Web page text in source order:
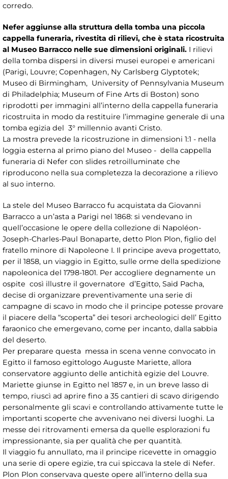
corredo.
Nefer aggiunse alla struttura della tomba una piccola
cappella funeraria, rivestita di rilievi, che è stata ricostruita
al Museo Barracco nelle sue dimensioni originali. I rilievi
della tomba dispersi in diversi musei europei e americani
(Parigi, Louvre; Copenhagen, Ny Carlsberg Glyptotek;
Museo di Birmingham, University of Pennsylvania Museum
di Philadelphia; Museum of Fine Arts di Boston) sono
riprodotti per immagini all’interno della cappella funeraria
ricostruita in modo da restituire l’immagine generale di una
tomba egizia del 3° millennio avanti Cristo.
La mostra prevede la ricostruzione in dimensioni 1:1 - nella
loggia esterna al primo piano del Museo - della cappella
funeraria di Nefer con slides retroilluminate che
riproducono nella sua completezza la decorazione a rilievo
al suo interno.
La stele del Museo Barracco fu acquistata da Giovanni
Barracco a un’asta a Parigi nel 1868: si vendevano in
quell’occasione le opere della collezione di Napoléon-
Joseph-Charles-Paul Bonaparte, detto Plon Plon, figlio del
fratello minore di Napoleone I. Il principe aveva progettato,
per il 1858, un viaggio in Egitto, sulle orme della spedizione
napoleonica del 1798-1801. Per accogliere degnamente un
ospite così illustre il governatore d’Egitto, Said Pacha,
decise di organizzare preventivamente una serie di
campagne di scavo in modo che il principe potesse provare
il piacere della “scoperta” dei tesori archeologici dell’ Egitto
faraonico che emergevano, come per incanto, dalla sabbia
del deserto.
Per preparare questa messa in scena venne convocato in
Egitto il famoso egittologo Auguste Mariette, allora
conservatore aggiunto delle antichità egizie del Louvre.
Mariette giunse in Egitto nel 1857 e, in un breve lasso di
tempo, riuscì ad aprire fino a 35 cantieri di scavo dirigendo
personalmente gli scavi e controllando attivamente tutte le
importanti scoperte che avvenivano nei diversi luoghi. La
messe dei ritrovamenti emersa da quelle esplorazioni fu
impressionante, sia per qualità che per quantità.
Il viaggio fu annullato, ma il principe ricevette in omaggio
una serie di opere egizie, tra cui spiccava la stele di Nefer.
Plon Plon conservava queste opere all’interno della sua